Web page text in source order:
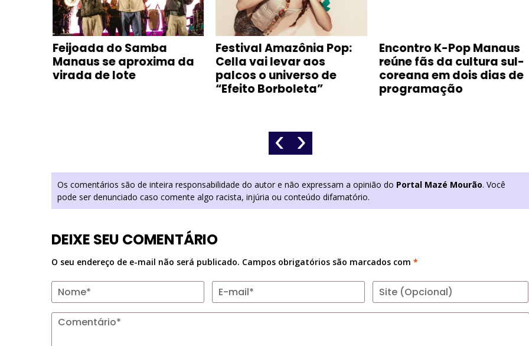
Feijoada do Samba
Manaus se aproxima da
virada de lote
Festival Amazônia Pop:
Cella vai levar aos
palcos o universo de
“Efeito Borboleta”
Encontro K-Pop Manaus
reúne fãs da cultura sul-
coreana em dois dias de
programação
‹ ›
Os comentários são de inteira responsabilidade do autor e não expressam a opinião do Portal Mazé Mourão. Você
pode ser denunciado caso comente algo racista, injúria ou conteúdo difamatório.
DEIXE SEU COMENTÁRIO
O seu endereço de e-mail não será publicado. Campos obrigatórios são marcados com *